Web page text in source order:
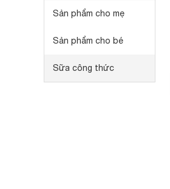
Sản phẩm cho mẹ
Sản phẩm cho bé
Sữa công thức